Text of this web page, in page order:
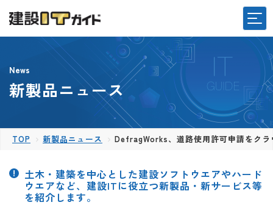
News
新製品ニュース
TOP 新製品ニュース DefragWorks、道路使用許可申請をク
土木・建築を中心とした建設ソフトウエアやハード
ウエアなど、建設ITに役立つ新製品・新サービス等
を紹介します。